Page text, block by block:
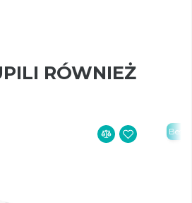
RÓWNIEŻ